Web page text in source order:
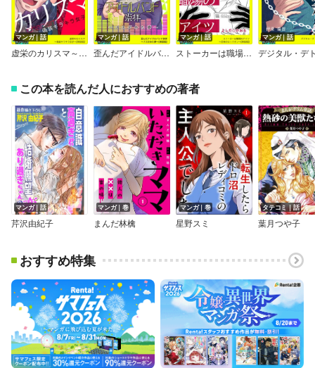
マンガ｜話
虚栄のカリスマ～偽装キラキラ女子～【単話版】
マンガ｜話
歪んだアイドルバンド崇拝～ブスがみた夢～【単話版】
マンガ｜話
ストーカーは職場のアイツ～恐怖のロックオン～【単話版】
マンガ｜話
この本を読んだ人におすすめの著者
マンガ｜話
芹沢由紀子
マンガ｜巻
まんだ林檎
マンガ｜巻
星野スミ
タテコミ｜話
葉月つや子
おすすめ特集